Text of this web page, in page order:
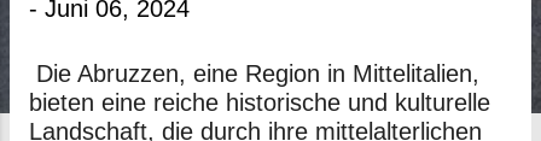
- Juni 06, 2024
Die Abruzzen, eine Region in Mittelitalien,
bieten eine reiche historische und kulturelle
Landschaft, die durch ihre mittelalterlichen